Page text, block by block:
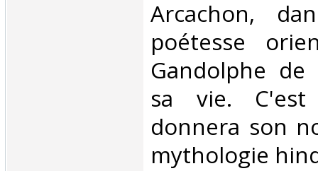
Arcachon,
poétesse
Gandolphe
sa vie.
donnera son
mythologie